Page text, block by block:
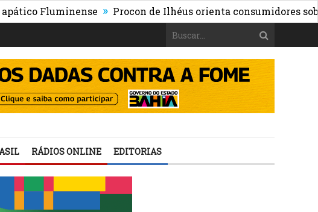
Fluminense » Procon de Ilhéus orienta consumidores sobre os
RÁDIOS ONLINE EDITORIAS